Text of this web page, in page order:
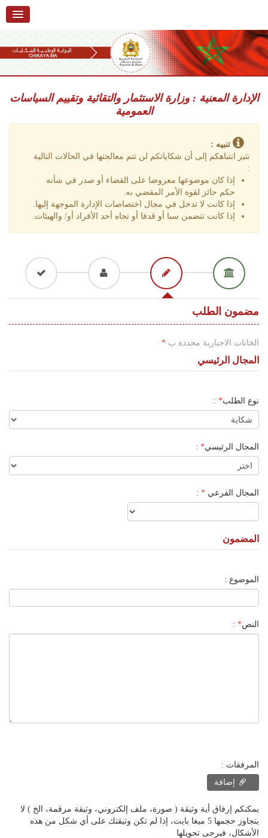
الرئيسية
حول البوابة
تقديم شكاية
تقديم ملاحظة
تقديم إقتراح
أسئلة وأجوبة
إحصائيات
اللغة
العربية
navigation
الإدارة المعنية : وزارة الاستثمار والتقائية وتقييم السياسات
العمومية
تنبيه :
نثير انتباهكم إلى أن شكاياتكم لن تتم معالجتها في الحالات التالية
:
إذا كان موضوعها معروضا على القضاء أو صدر في شأنه
حكم حائز لقوة الأمر المقضي به.
إذا كانت لا تدخل في مجال اختصاصات الإدارة الموجهة إليها.
إذا كانت تتضمن سبا أو قدفا أو تجاه أحد الأفراد أو/ والهيئات.
مضمون الطلب
الخانات الاجبارية محددة ب *
المجال الرئيسي
نوع الطلب*
:
المجال الرئيسي*
:
المجال الفرعي *
:
المضمون
الموضوع :
النص*
:
المرفقات :
إضافة
يمكنكم إرفاق أية وثيقة ( صورة، ملف إلكتروني، وثيقة مرقمة، الخ ) لا
يتجاوز حجمها 5 ميغا بايت، إذا لم تكن وثيقتك على أي شكل من هذه
الأشكال، فيرجى تحويلها